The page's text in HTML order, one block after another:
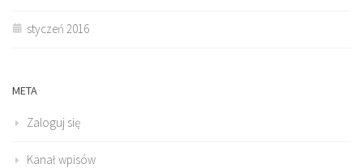
styczeń 2016
META
Zaloguj się
Kanał wpisów